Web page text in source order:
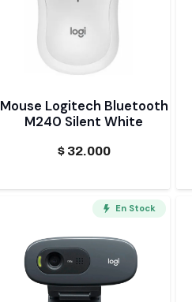
Mouse Logitech Bluetooth
M240 Silent White
$32.000
En Stock